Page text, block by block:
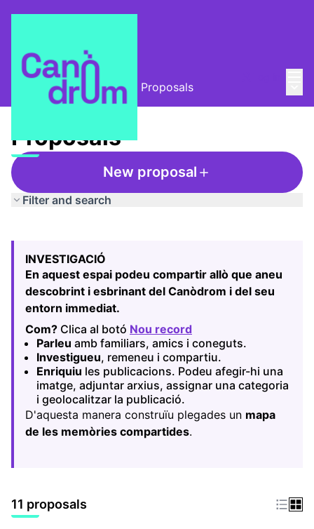
L'Alzina i el Canòdrom Proposals
Proposals
New proposal
Filter and search
−
INVESTIGACIÓ
En aquest espai podeu compartir allò que aneu
descobrint i esbrinant del Canòdrom i del seu
entorn immediat.
Com? Clica al botó Nou record
(Opens in new tab)
Parleu amb familiars, amics i coneguts.
Investigueu, remeneu i compartiu.
Enriquiu les publicacions. Podeu afegir-hi una
imatge, adjuntar arxius, assignar una categoria
i geolocalitzar la publicació.
D'aquesta manera construïu plegades un mapa
de les memòries compartides.
11 proposals